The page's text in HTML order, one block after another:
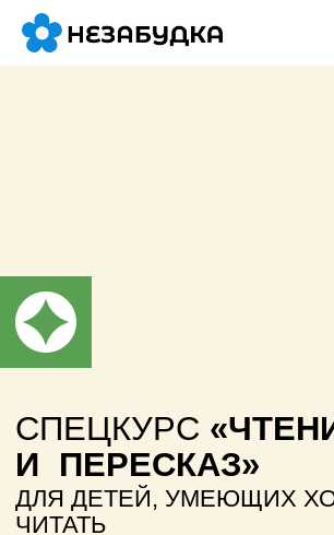
СПЕЦКУРС
И ПЕРЕСКАЗ»
ДЛЯ ДЕТЕЙ, УМЕЮЩИХ ХОРОШО
ЧИТАТЬ
Если у ваших детей понимание
и пересказ — слабые места, наш курс —
прекрасная возможность исправить